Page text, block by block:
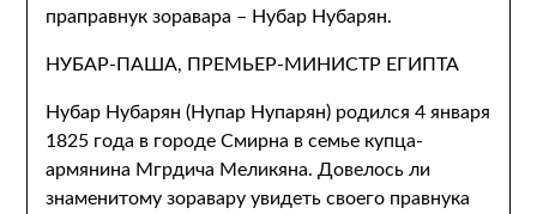
праправнук зоравара – Нубар Нубарян.
НУБАР-ПАША, ПРЕМЬЕР-МИНИСТР ЕГИПТА
Нубар Нубарян (Нупар Нупарян) родился 4 января
1825 года в городе Смирна в семье купца-
армянина Мгрдича Меликяна. Довелось ли
знаменитому зоравару увидеть своего правнука